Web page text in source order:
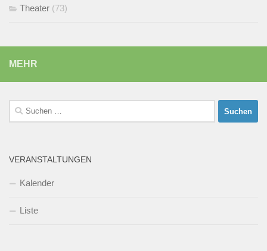
Theater (73)
MEHR
Suchen
nach:
VERANSTALTUNGEN
Kalender
Liste